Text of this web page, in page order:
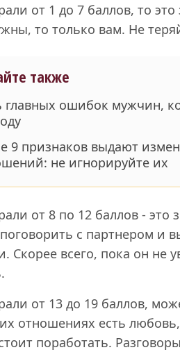
от 1 до 7 баллов, то
то только вам. Не
также
главных ошибок мужчин,
9 признаков выдают
не игнорируйте их
от 8 по 12 баллов - это
с партнером и
Скорее всего, пока он не
от 13 до 19 баллов,
отношениях есть
поработать.